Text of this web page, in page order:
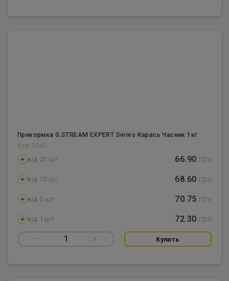
Прикормка G.STREAM EXPERT Series Карась Часник 1кг
Код: 2042
від 20 шт 66.90 грн
від 10 шт 68.60 грн
від 5 шт 70.75 грн
від 1 шт 72.30 грн
– 1 + Купить